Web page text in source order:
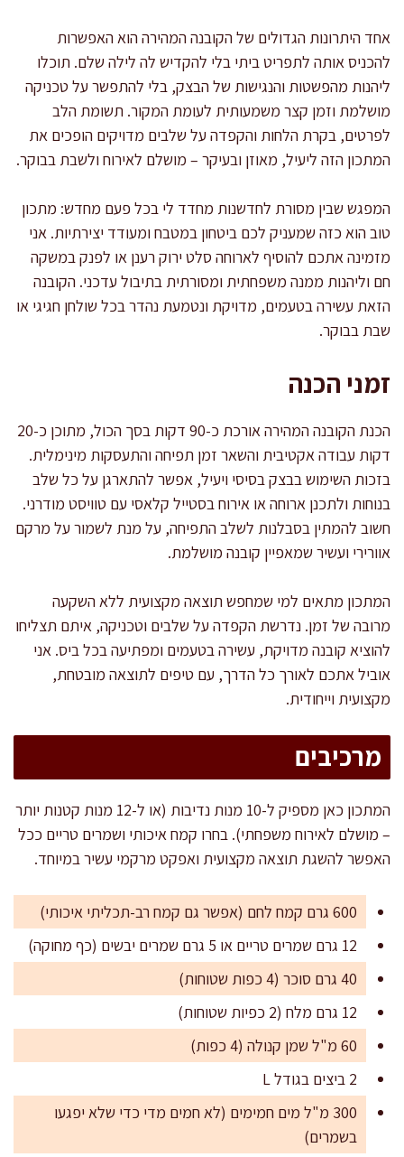
אחד היתרונות הגדולים של הקובנה המהירה הוא האפשרות
להכניס אותה לתפריט ביתי בלי להקדיש לה לילה שלם. תוכלו
ליהנות מהפשטות והנגישות של הבצק, בלי להתפשר על טכניקה
מושלמת וזמן קצר משמעותית לעומת המקור. תשומת הלב
לפרטים, בקרת הלחות והקפדה על שלבים מדויקים הופכים את
המתכון הזה ליעיל, מאוזן ובעיקר – מושלם לאירוח ולשבת בבוקר.
המפגש שבין מסורת לחדשנות מחדד לי בכל פעם מחדש: מתכון
טוב הוא כזה שמעניק לכם ביטחון במטבח ומעודד יצירתיות. אני
מזמינה אתכם להוסיף לארוחה סלט ירוק רענן או לפנק במשקה
חם וליהנות ממנה משפחתית ומסורתית בתיבול עדכני. הקובנה
הזאת עשירה בטעמים, מדויקת ונטמעת נהדר בכל שולחן חגיגי או
שבת בבוקר.
זמני הכנה
הכנת הקובנה המהירה אורכת כ-90 דקות בסך הכול, מתוכן כ-20
דקות עבודה אקטיבית והשאר זמן תפיחה והתעסקות מינימלית.
בזכות השימוש בבצק בסיסי ויעיל, אפשר להתארגן על כל שלב
בנוחות ולתכנן ארוחה או אירוח בסטייל קלאסי עם טוויסט מודרני.
חשוב להמתין בסבלנות לשלב התפיחה, על מנת לשמור על מרקם
אוורירי ועשיר שמאפיין קובנה מושלמת.
המתכון מתאים למי שמחפש תוצאה מקצועית ללא השקעה
מרובה של זמן. נדרשת הקפדה על שלבים וטכניקה, איתם תצליחו
להוציא קובנה מדויקת, עשירה בטעמים ומפתיעה בכל ביס. אני
אוביל אתכם לאורך כל הדרך, עם טיפים לתוצאה מובטחת,
מקצועית וייחודית.
מרכיבים
המתכון כאן מספיק ל-10 מנות נדיבות (או ל-12 מנות קטנות יותר
– מושלם לאירוח משפחתי). בחרו קמח איכותי ושמרים טריים ככל
האפשר להשגת תוצאה מקצועית ואפקט מרקמי עשיר במיוחד.
600 גרם קמח לחם (אפשר גם קמח רב-תכליתי איכותי)
12 גרם שמרים טריים או 5 גרם שמרים יבשים (כף מחוקה)
40 גרם סוכר (4 כפות שטוחות)
12 גרם מלח (2 כפיות שטוחות)
60 מ"ל שמן קנולה (4 כפות)
2 ביצים בגודל L
300 מ"ל מים חמימים (לא חמים מדי כדי שלא יפגעו
בשמרים)